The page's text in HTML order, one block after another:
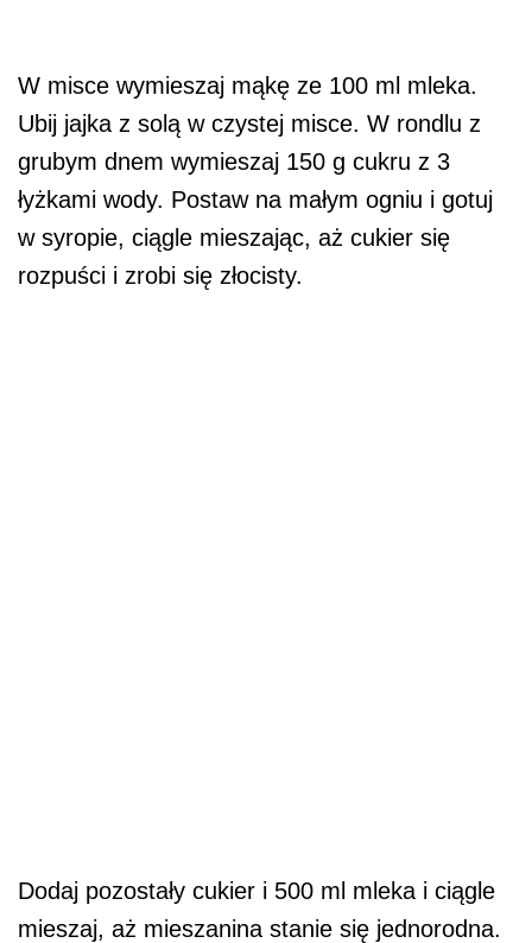
W misce wymieszaj mąkę ze 100 ml mleka.
Ubij jajka z solą w czystej misce. W rondlu z
grubym dnem wymieszaj 150 g cukru z 3
łyżkami wody. Postaw na małym ogniu i gotuj
w syropie, ciągle mieszając, aż cukier się
rozpuści i zrobi się złocisty.
Dodaj pozostały cukier i 500 ml mleka i ciągle
mieszaj, aż mieszanina stanie się jednorodna.